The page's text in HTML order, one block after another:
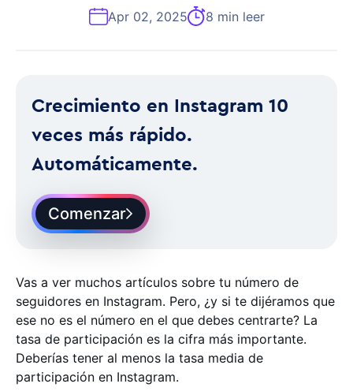
Apr 02, 2025 8 min leer
Crecimiento en Instagram 10
veces más rápido.
Automáticamente.
Comenzar
Vas a ver muchos artículos sobre tu número de
seguidores en Instagram. Pero, ¿y si te dijéramos que
ese no es el número en el que debes centrarte? La
tasa de participación es la cifra más importante.
Deberías tener al menos la tasa media de
participación en Instagram.